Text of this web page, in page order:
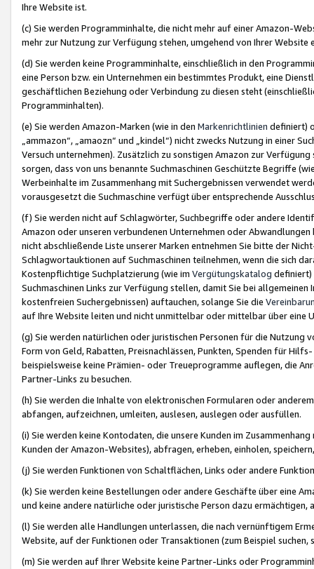
Ihre Website ist.
(c) Sie werden Programminhalte, die nicht mehr auf einer Amazon-
mehr zur Nutzung zur Verfügung stehen, umgehend von Ihrer
(d) Sie werden keine Programminhalte, einschließlich in den
eine Person bzw. ein Unternehmen ein bestimmtes Produkt, eine
geschäftlichen Beziehung oder Verbindung zu diesen steht
Programminhalten).
(e) Sie werden Amazon-Marken (wie in den Markenrichtlinien definiert)
„ammazon“, „amaozn“ und „kindel“) nicht zwecks Nutzung in einer
Versuch unternehmen). Zusätzlich zu sonstigen Amazon zur
sorgen, dass von uns benannte Suchmaschinen Geschützte Begriffe
Werbeinhalte im Zusammenhang mit Suchergebnissen verwendet
vorausgesetzt die Suchmaschine verfügt über entsprechende
(f) Sie werden nicht auf Schlagwörter, Suchbegriffe oder andere
Amazon oder unseren verbundenen Unternehmen oder
nicht abschließende Liste unserer Marken entnehmen Sie bitte der
Schlagwortauktionen auf Suchmaschinen teilnehmen, wenn die sich
Kostenpflichtige Suchplatzierung (wie im Vergütungskatalog definiert)
Suchmaschinen Links zur Verfügung stellen, damit Sie bei
kostenfreien Suchergebnissen) auftauchen, solange Sie die
auf Ihre Website leiten und nicht unmittelbar oder mittelbar über eine
(g) Sie werden natürlichen oder juristischen Personen für die Nutzung
Form von Geld, Rabatten, Preisnachlässen, Punkten, Spenden für
beispielsweise keine Prämien- oder Treueprogramme auflegen, die
Partner-Links zu besuchen.
(h) Sie werden die Inhalte von elektronischen Formularen oder
abfangen, aufzeichnen, umleiten, auslesen, auslegen oder ausfüllen.
(i) Sie werden keine Kontodaten, die unsere Kunden im
Kunden der Amazon-Websites), abfragen, erheben, einholen,
(j) Sie werden Funktionen von Schaltflächen, Links oder andere
(k) Sie werden keine Bestellungen oder andere Geschäfte über eine
und keine andere natürliche oder juristische Person dazu
(l) Sie werden alle Handlungen unterlassen, die nach vernünftigem
Website, auf der Funktionen oder Transaktionen (zum Beispiel
(m) Sie werden auf Ihrer Website keine Partner-Links oder